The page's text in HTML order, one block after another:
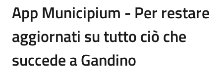
App Municipium - Per restare
aggiornati su tutto ciò che
succede a Gandino